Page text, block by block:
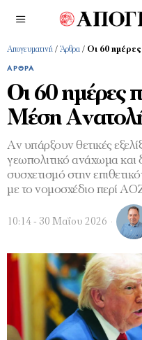
Απογευματινή / Άρθρα / Οι 60
ΆΡΘΡΑ
Οι 60 ημέρες
Μέση
Αν υπάρξουν θετικές
γεωπολιτικό ανάχωμα και
συσχετισμό στην
με το νομοσχέδιο περί
10:14 - 30 Μαΐου 2026